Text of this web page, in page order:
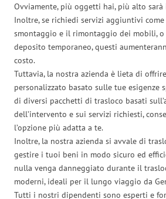
Ovviamente, più oggetti hai, più alto
Inoltre, se richiedi servizi aggiuntivi come
smontaggio e il rimontaggio dei mobili, o
deposito temporaneo, questi
costo.
Tuttavia, la nostra azienda è lieta di
personalizzato basato sulle tue esigenze
di diversi pacchetti di trasloco basati
dell’intervento e sui servizi richiesti,
l’opzione più adatta a te.
Inoltre, la nostra azienda si avvale di
gestire i tuoi beni in modo sicuro ed
nulla venga danneggiato durante il
moderni, ideali per il lungo viaggio da
Tutti i nostri dipendenti sono esperti e